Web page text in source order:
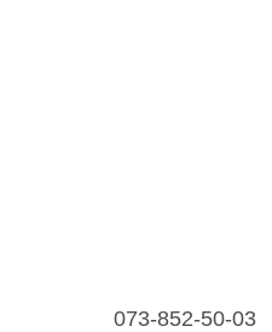
073-852-50-03